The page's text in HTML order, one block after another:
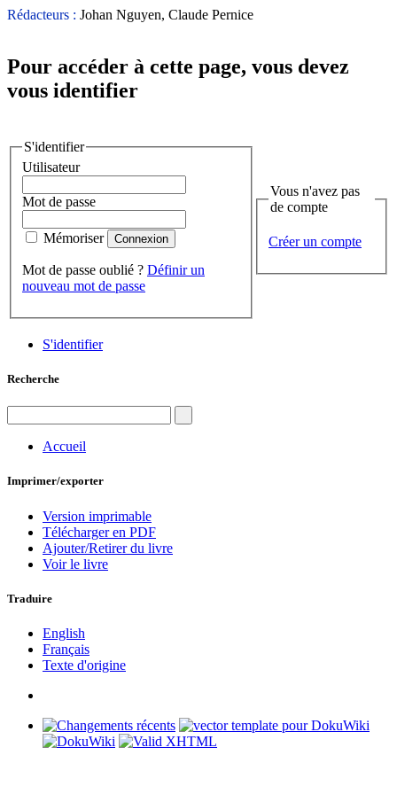
Rédacteurs : Johan Nguyen, Claude Pernice
Pour accéder à cette page, vous devez
vous identifier
S'identifier
Utilisateur
Mot de passe
Mémoriser
Mot de passe oublié ? Définir un
nouveau mot de passe
Vous n'avez pas
de compte
Créer un compte
S'identifier
Recherche
Accueil
Imprimer/exporter
Version imprimable
Télécharger en PDF
Ajouter/Retirer du livre
Voir le livre
Traduire
English
Français
Texte d'origine